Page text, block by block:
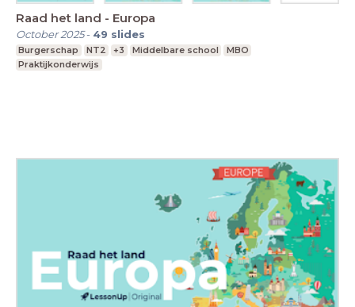
Raad het land - Europa
October 2025- 49 slides
Burgerschap NT2 +3 Middelbare school
MBO
Praktijkonderwijs